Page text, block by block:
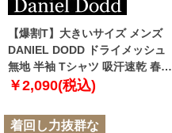
【爆割T】大きいサイズ メンズ
DANIEL DODD ドライメッシュ
無地 半袖 Tシャツ 吸汗速乾 春夏
新作 tjt-2602dry5 【fre】
￥2,090(税込)
着回し力抜群な